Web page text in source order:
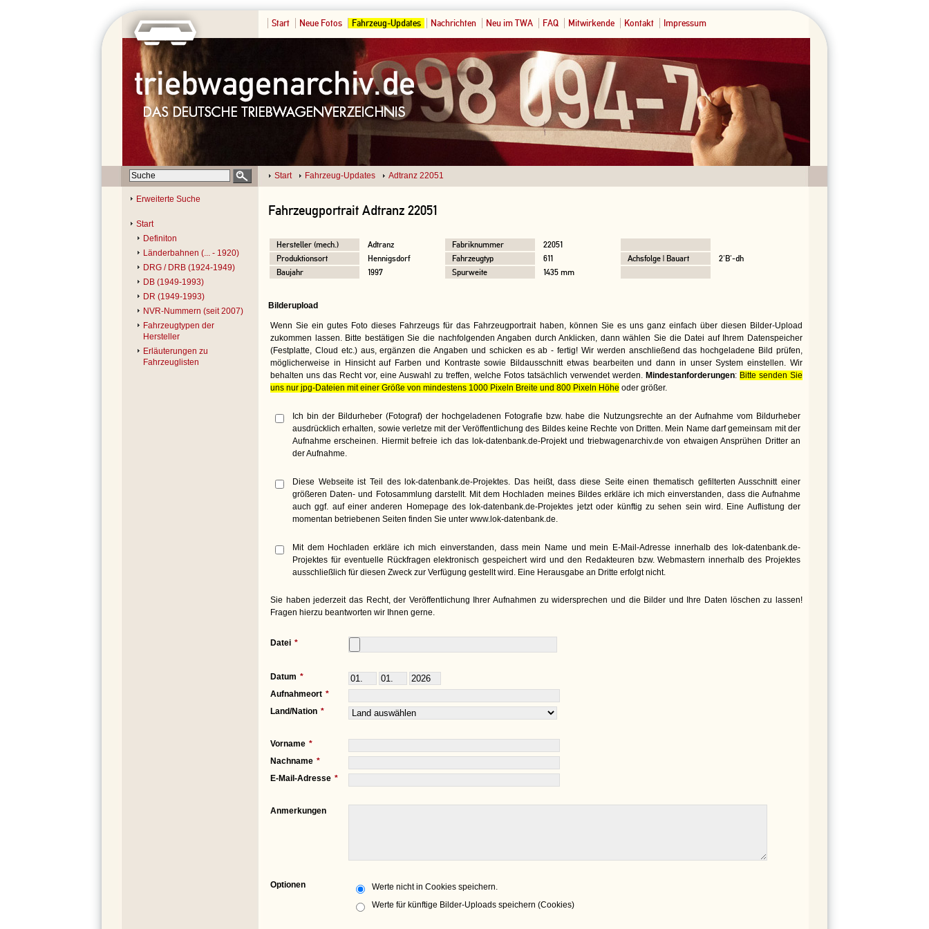
Start Neue Fotos Fahrzeug-Updates Nachrichten Neu im TWA FAQ Mitwirkende Kontakt Impressum
Start Fahrzeug-Updates Adtranz 22051
Erweiterte Suche
Start
Definiton
Länderbahnen (... - 1920)
DRG / DRB (1924-1949)
DB (1949-1993)
DR (1949-1993)
NVR-Nummern (seit 2007)
Fahrzeugtypen der
Hersteller
Erläuterungen zu
Fahrzeuglisten
Fahrzeugportrait Adtranz 22051
Hersteller (mech.) Adtranz Fabriknummer
22051
Produktionsort
Hennigsdorf Fahrzeugtyp 611 Achsfolge | Bauart
2'B'-dh
Baujahr
1997 Spurweite 1435 mm
Bilderupload
Wenn Sie ein gutes Foto dieses Fahrzeugs für das Fahrzeugportrait haben, können Sie es uns ganz einfach über diesen Bilder-Upload
zukommen lassen. Bitte bestätigen Sie die nachfolgenden Angaben durch Anklicken, dann wählen Sie die Datei auf Ihrem Datenspeicher
(Festplatte, Cloud etc.) aus, ergänzen die Angaben und schicken es ab - fertig! Wir werden anschließend das hochgeladene Bild prüfen,
möglicherweise in Hinsicht auf Farben und Kontraste sowie Bildausschnitt etwas bearbeiten und dann in unser System einstellen. Wir
behalten uns das Recht vor, eine Auswahl zu treffen, welche Fotos tatsächlich verwendet werden. Mindestanforderungen: Bitte senden Sie
uns nur jpg-Dateien mit einer Größe von mindestens 1000 Pixeln Breite und 800 Pixeln Höhe oder größer.
Ich bin der Bildurheber (Fotograf) der hochgeladenen Fotografie bzw. habe die Nutzungsrechte an der Aufnahme vom Bildurheber
ausdrücklich erhalten, sowie verletze mit der Veröffentlichung des Bildes keine Rechte von Dritten. Mein Name darf gemeinsam mit der
Aufnahme erscheinen. Hiermit befreie ich das lok-datenbank.de-Projekt und triebwagenarchiv.de von etwaigen Ansprühen Dritter an
der Aufnahme.
Diese Webseite ist Teil des lok-datenbank.de-Projektes. Das heißt, dass diese Seite einen thematisch gefilterten Ausschnitt einer
größeren Daten- und Fotosammlung darstellt. Mit dem Hochladen meines Bildes erkläre ich mich einverstanden, dass die Aufnahme
auch ggf. auf einer anderen Homepage des lok-datenbank.de-Projektes jetzt oder künftig zu sehen sein wird. Eine Auflistung der
momentan betriebenen Seiten finden Sie unter www.lok-datenbank.de.
Mit dem Hochladen erkläre ich mich einverstanden, dass mein Name und mein E-Mail-Adresse innerhalb des lok-datenbank.de-
Projektes für eventuelle Rückfragen elektronisch gespeichert wird und den Redakteuren bzw. Webmastern innerhalb des Projektes
ausschließlich für diesen Zweck zur Verfügung gestellt wird. Eine Herausgabe an Dritte erfolgt nicht.
Sie haben jederzeit das Recht, der Veröffentlichung Ihrer Aufnahmen zu widersprechen und die Bilder und Ihre Daten löschen zu lassen!
Fragen hierzu beantworten wir Ihnen gerne.
Datei
Datum
Aufnahmeort
Land/Nation
Vorname
Nachname
E-Mail-Adresse
Anmerkungen
Optionen
Werte nicht in Cookies speichern.
Werte für künftige Bilder-Uploads speichern (Cookies)